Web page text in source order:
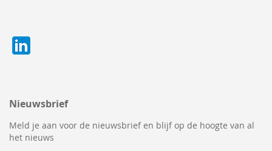
Nieuwsbrief
Meld je aan voor de nieuwsbrief en blijf op de hoogte van al
het nieuws